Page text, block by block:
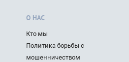
О НАС
Кто мы
Политика борьбы с
мошенничеством